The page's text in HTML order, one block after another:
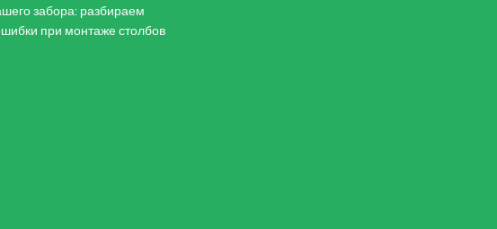
забора: разбираем
при монтаже столбов